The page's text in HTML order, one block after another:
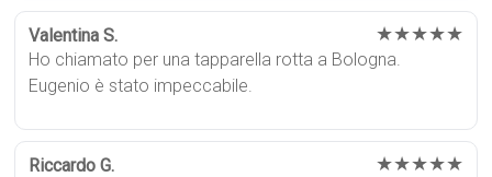
Valentina S. ★★★★★
Ho chiamato per una tapparella rotta a Bologna.
Eugenio è stato impeccabile.
Riccardo G. ★★★★★